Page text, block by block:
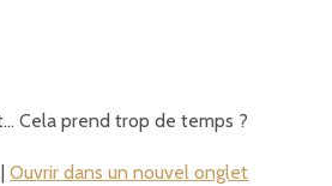
Cela prend trop de temps ?
Ouvrir dans un nouvel onglet